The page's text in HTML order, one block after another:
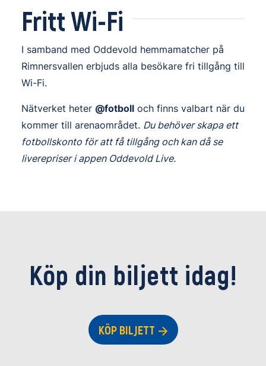
Fritt Wi-Fi
I samband med Oddevold hemmamatcher på
Rimnersvallen erbjuds alla besökare fri tillgång till
Wi-Fi.
Nätverket heter @fotbolloch finns valbart när du
kommer till arenaområdet. Du behöver skapa ett
fotbollskonto för att få tillgång och kan då se
liverepriser i appen Oddevold Live.
Köp din biljett idag!
KÖP BILJETT